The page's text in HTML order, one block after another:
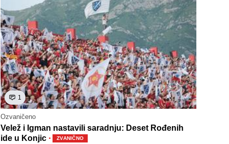
1
Ozvaničeno
Velež i Igman nastavili saradnju: Deset Rođenih
ide u Konjic · ZVANIČNO